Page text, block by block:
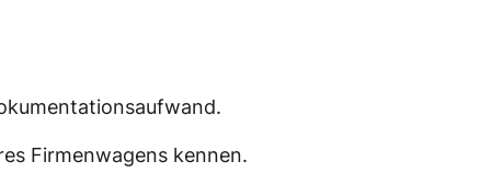
Firmenwagens kennen.